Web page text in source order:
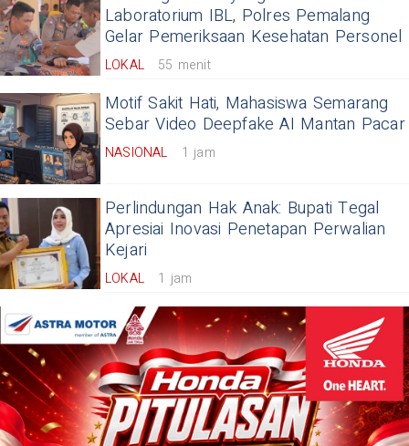
Laboratorium IBL, Polres Pemalang
Gelar Pemeriksaan Kesehatan Personel
LOKAL 55 menit
Motif Sakit Hati, Mahasiswa Semarang
Sebar Video Deepfake AI Mantan Pacar
NASIONAL 1 jam
Perlindungan Hak Anak: Bupati Tegal
Apresiai Inovasi Penetapan Perwalian
Kejari
LOKAL 1 jam